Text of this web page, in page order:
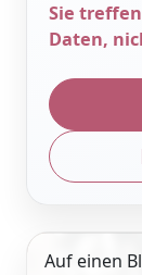
Sie
Daten,
Auf einen